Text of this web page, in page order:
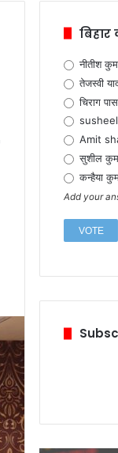
नीतीश
तेजस्वी
चिराग
Amit
सुशील
कन्हैया
Add your